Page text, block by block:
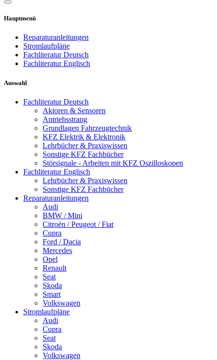
Hauptmenü
Reparaturanleitungen
Stromlaufpläne
Fachliteratur Deutsch
Fachliteratur Englisch
Auswahl
Fachliteratur Deutsch
Aktoren & Sensoren
Antriebsstrang
Grundlagen Fahrzeugtechnik
KFZ Elektrik & Elektronik
Lehrbücher & Praxiswissen
Sonstige KFZ Fachbücher
Störsignale - Arbeiten mit KFZ Oszilloskopen
Fachliteratur Englisch
Lehrbücher & Praxiswissen
Sonstige KFZ Fachbücher
Reparaturanleitungen
Audi
BMW / Mini
Citroën / Peugeot / Fiat
Cupra
Ford / Dacia
Mercedes
Opel
Renault
Seat
Skoda
Smart
Volkswagen
Stromlaufpläne
Audi
Cupra
Seat
Skoda
Volkswagen